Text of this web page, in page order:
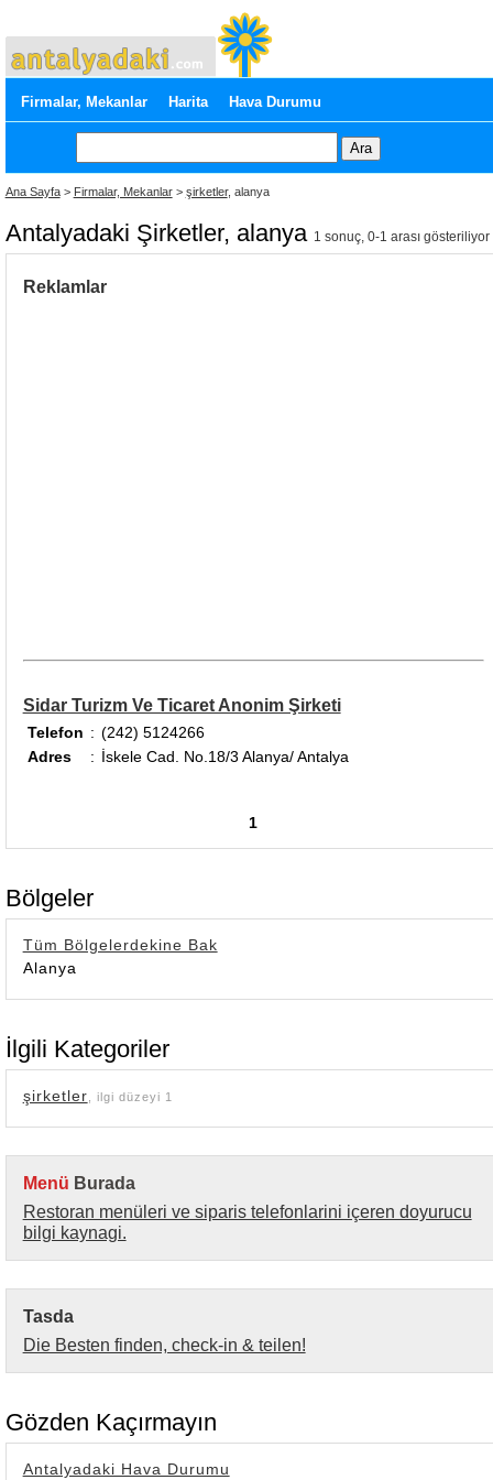
Firmalar, Mekanlar Harita Hava Durumu
Ana Sayfa> Firmalar, Mekanlar> şirketler, alanya
Antalyadaki Şirketler, alanya 1 sonuç, 0-1 arası gösteriliyor
Reklamlar
Sidar Turizm Ve Ticaret Anonim Şirketi
Telefon : (242) 5124266
Adres
: İskele Cad. No.18/3 Alanya/ Antalya
1
Bölgeler
Tüm Bölgelerdekine Bak
Alanya
İlgili Kategoriler
şirketler , ilgi düzeyi 1
Menü Burada
Restoran menüleri ve siparis telefonlarini içeren doyurucu
bilgi kaynagi.
Tasda
Die Besten finden, check-in & teilen!
Gözden Kaçırmayın
Antalyadaki Hava Durumu